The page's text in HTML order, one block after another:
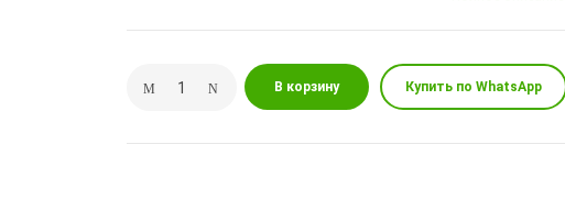
В корзину Купить по WhatsApp